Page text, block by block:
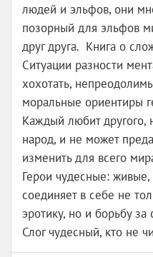
людей и эльфов, они
позорный для эльфов
друг друга. Книга о
Ситуации разности
хохотать,
моральные ориентиры
Каждый любит
народ, и не может
изменить для всего
Герои чудесные:
соединяет в себе не
эротику, но и борьбу
Слог чудесный, кто не